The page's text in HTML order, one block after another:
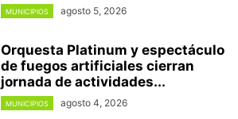
MUNICIPIOS agosto 5, 2026
Orquesta Platinum y espectáculo
de fuegos artificiales cierran
jornada de actividades...
MUNICIPIOS agosto 4, 2026